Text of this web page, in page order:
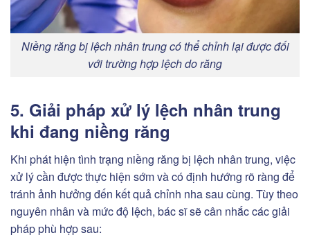
Niềng răng bị lệch nhân trung có thể chỉnh lại được đối
với trường hợp lệch do răng
5. Giải pháp xử lý lệch nhân trung
khi đang niềng răng
Khi phát hiện tình trạng niềng răng bị lệch nhân trung, việc
xử lý cần được thực hiện sớm và có định hướng rõ ràng để
tránh ảnh hưởng đến kết quả chỉnh nha sau cùng. Tùy theo
nguyên nhân và mức độ lệch, bác sĩ sẽ cân nhắc các giải
pháp phù hợp sau: